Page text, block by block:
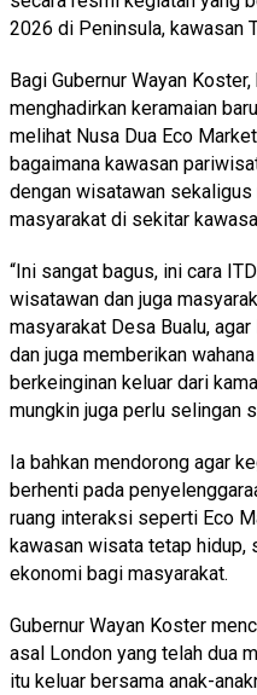
2026 di Peninsula, kawasan
Bagi Gubernur Wayan
menghadirkan keramaian
melihat Nusa Dua Eco
bagaimana kawasan
dengan wisatawan
masyarakat di sekitar
“Ini sangat bagus, ini cara
wisatawan dan juga
masyarakat Desa Bualu,
dan juga memberikan
berkeinginan keluar dari
mungkin juga perlu selingan
Ia bahkan mendorong agar
berhenti pada
ruang interaksi seperti Eco
kawasan wisata tetap hidup,
ekonomi bagi masyarakat.
Gubernur Wayan Koster
asal London yang telah dua
itu keluar bersama anak-